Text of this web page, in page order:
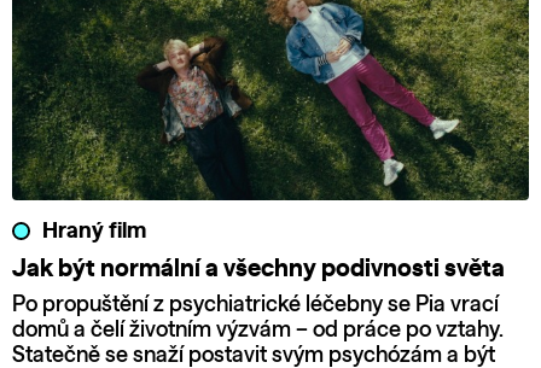
Hraný film
Jak být normální a všechny podivnosti světa
Po propuštění z psychiatrické léčebny se Pia vrací
domů a čelí životním výzvám – od práce po vztahy.
Statečně se snaží postavit svým psychózám a být